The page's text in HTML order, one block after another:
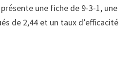
une fiche de 9-3-1, une
de 2,44 et un taux d’efficacité